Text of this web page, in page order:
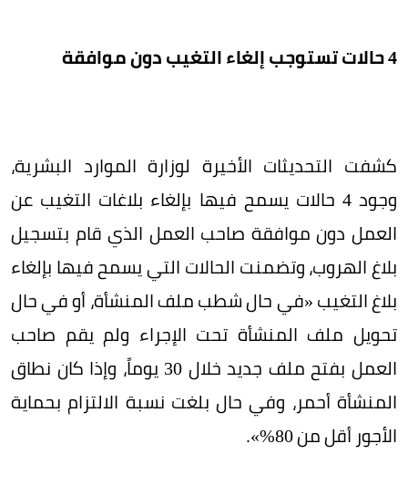
4 حالات تستوجب إلغاء التغيب دون موافقة
كشفت التحديثات الأخيرة لوزارة الموارد البشرية،
وجود 4 حالات يسمح فيها بإلغاء بلاغات التغيب عن
العمل دون موافقة صاحب العمل الذي قام بتسجيل
بلاغ الهروب، وتضمنت الحالات التي يسمح فيها بإلغاء
بلاغ التغيب «في حال شطب ملف المنشأة، أو في حال
تحويل ملف المنشأة تحت الإجراء ولم يقم صاحب
العمل بفتح ملف جديد خلال 30 يوماً، وإذا كان نطاق
المنشأة أحمر، وفي حال بلغت نسبة الالتزام بحماية
الأجور أقل من 80%».